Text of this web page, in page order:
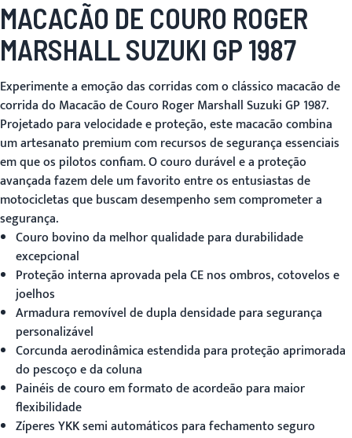
MACACÃO DE COURO ROGER
MARSHALL SUZUKI GP 1987
Experimente a emoção das corridas com oclássico macacão de
corridado Macacão de Couro Roger Marshall Suzuki GP 1987.
Projetado para velocidade e proteção, este macacão combina
um artesanato premium com recursos de segurança essenciais
em que os pilotos confiam. O couro durável e a proteção
avançada fazem dele um favorito entre os entusiastas de
motocicletas que buscam desempenho sem comprometer a
segurança.
Couro bovino da melhor qualidade para durabilidade
excepcional
Proteção interna aprovada pela CE nos ombros, cotovelos e
joelhos
Armadura removível de dupla densidade para segurança
personalizável
Corcunda aerodinâmica estendida para proteção aprimorada
do pescoço e da coluna
Painéis de couro em formato de acordeão para maior
flexibilidade
Zíperes YKK semi automáticos para fechamento seguro